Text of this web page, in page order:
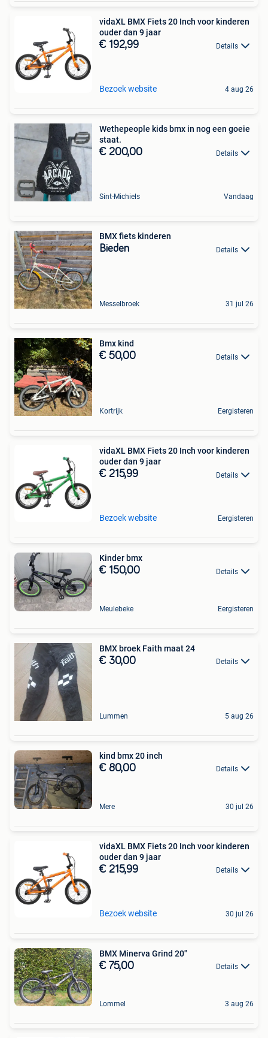
vidaXL BMX Fiets 20 Inch voor kinderen
ouder dan 9 jaar
€ 192,99 Details
Bezoek website 4 aug 26
Wethepeople kids bmx in nog een goeie
staat.
€ 200,00 Details
Sint-Michiels Vandaag
BMX fiets kinderen
Bieden Details
Messelbroek 31 jul 26
Bmx kind
€ 50,00 Details
Kortrijk Eergisteren
vidaXL BMX Fiets 20 Inch voor kinderen
ouder dan 9 jaar
€ 215,99 Details
Bezoek website Eergisteren
Kinder bmx
€ 150,00 Details
Meulebeke Eergisteren
BMX broek Faith maat 24
€ 30,00 Details
Lummen 5 aug 26
kind bmx 20 inch
€ 80,00 Details
Mere 30 jul 26
vidaXL BMX Fiets 20 Inch voor kinderen
ouder dan 9 jaar
€ 215,99 Details
Bezoek website 30 jul 26
BMX Minerva Grind 20"
€ 75,00 Details
Lommel 3 aug 26